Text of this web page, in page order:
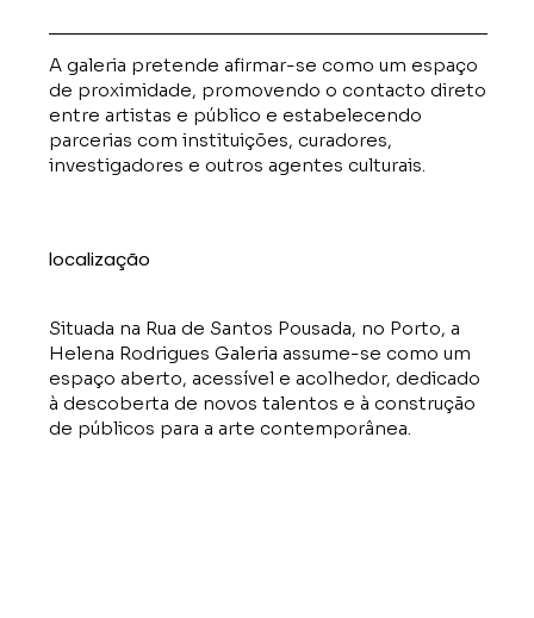
A galeria pretende afirmar-se como um espaço
de proximidade, promovendo o contacto direto
entre artistas e público e estabelecendo
parcerias com instituições, curadores,
investigadores e outros agentes culturais.
localização
Situada na Rua de Santos Pousada, no Porto, a
Helena Rodrigues Galeria assume-se como um
espaço aberto, acessível e acolhedor, dedicado
à descoberta de novos talentos e à construção
de públicos para a arte contemporânea.